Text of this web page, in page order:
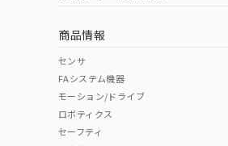
中国 RoHS表
Pb Hg
商品情報
センサ
FAシステム機器
モーション/ドライブ
ロボティクス
セーフティ